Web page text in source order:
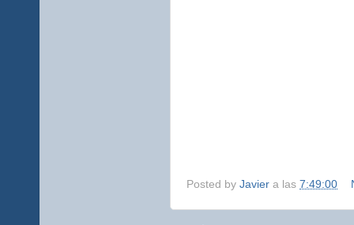
Posted by Javier a las 7:49:00